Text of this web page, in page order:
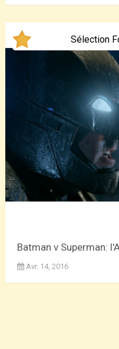
Sélection
Batman v Superman:
Avr. 14, 2016